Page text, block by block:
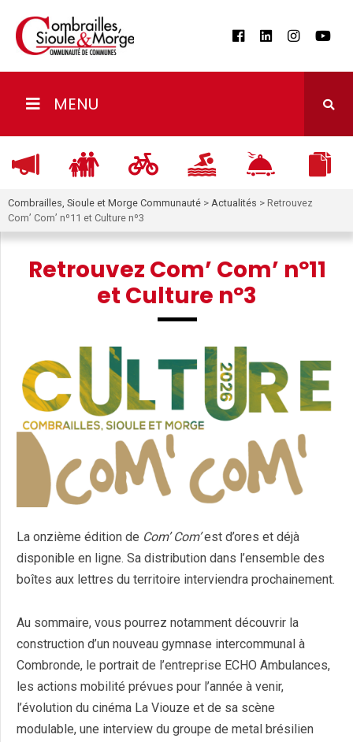
MENU
Combrailles, Sioule et Morge Communauté > Actualités > Retrouvez
Com’ Com’ nº11 et Culture nº3
Retrouvez Com’ Com’ nº11
et Culture nº3
La onzième édition de Com’ Com’est d’ores et déjà
disponible en ligne. Sa distribution dans l’ensemble des
boîtes aux lettres du territoire interviendra prochainement.
Au sommaire, vous pourrez notamment découvrir la
construction d’un nouveau gymnase intercommunal à
Combronde, le portrait de l’entreprise ECHO Ambulances,
les actions mobilité prévues pour l’année à venir,
l’évolution du cinéma La Viouze et de sa scène
modulable, une interview du groupe de metal brésilien